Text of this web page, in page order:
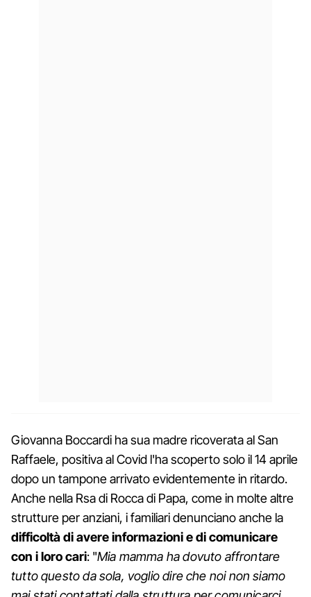
Giovanna Boccardi ha sua madre ricoverata al San
Raffaele, positiva al Covid l'ha scoperto solo il 14 aprile
dopo un tampone arrivato evidentemente in ritardo.
Anche nella Rsa di Rocca di Papa, come in molte altre
strutture per anziani, i familiari denunciano anche la
difficoltà di avere informazioni e di comunicare
con i loro cari: "Mia mamma ha dovuto affrontare
tutto questo da sola, voglio dire che noi non siamo